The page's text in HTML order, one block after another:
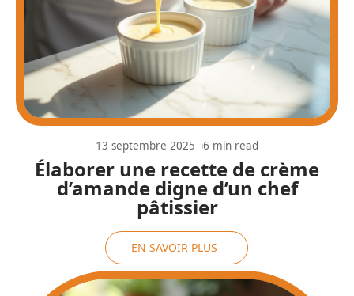
Élaborer une recette de crème
d’amande digne d’un chef
pâtissier
13 septembre 2025 6 min read
EN SAVOIR PLUS